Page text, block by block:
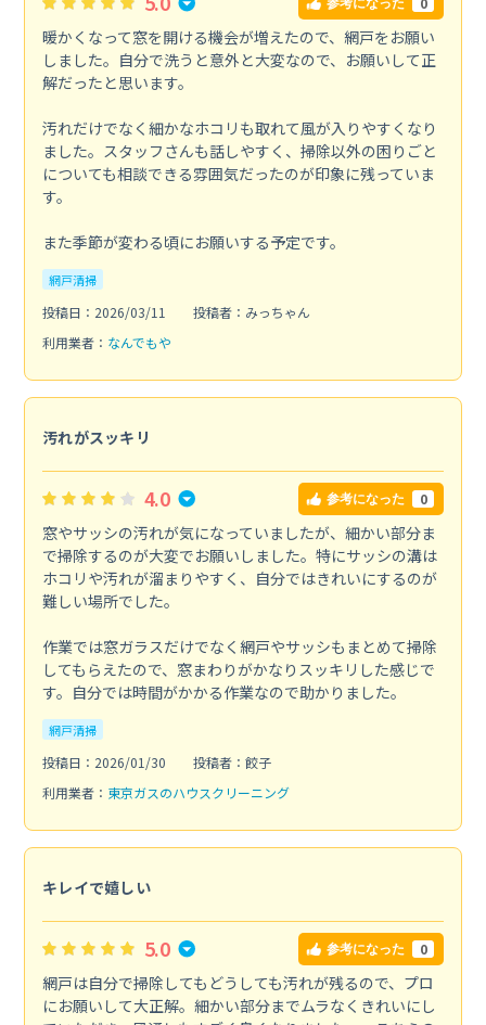
参考になった
暖かくなって窓を開ける機会が増えたので、網戸をお願い
しました。自分で洗うと意外と大変なので、お願いして正
解だったと思います。
汚れだけでなく細かなホコリも取れて風が入りやすくなり
ました。スタッフさんも話しやすく、掃除以外の困りごと
についても相談できる雰囲気だったのが印象に残っていま
す。
また季節が変わる頃にお願いする予定です。
網戸清掃
投稿日：2026/03/11
投稿者：みっちゃん
利用業者： なんでもや
汚れがスッキリ
4.0 参考になった 0
窓やサッシの汚れが気になっていましたが、細かい部分ま
で掃除するのが大変でお願いしました。特にサッシの溝は
ホコリや汚れが溜まりやすく、自分ではきれいにするのが
難しい場所でした。
作業では窓ガラスだけでなく網戸やサッシもまとめて掃除
してもらえたので、窓まわりがかなりスッキリした感じで
す。自分では時間がかかる作業なので助かりました。
網戸清掃
投稿日：2026/01/30
投稿者：餃子
利用業者： 東京ガスのハウスクリーニング
キレイで嬉しい
5.0 参考になった 0
網戸は自分で掃除してもどうしても汚れが残るので、プロ
にお願いして大正解。細かい部分までムラなくきれいにし